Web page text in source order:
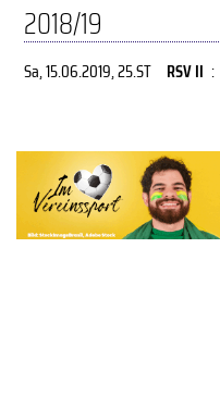
2018/19
Sa, 15.06.2019, 25.ST RSV II :